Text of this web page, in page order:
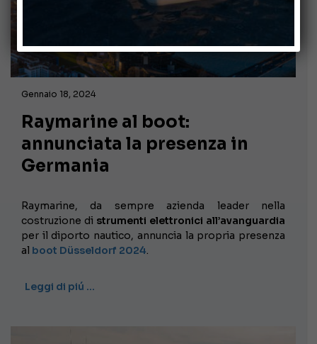
Gennaio 18, 2024
Raymarine al boot:
annunciata la presenza in
Germania
Raymarine, da sempre azienda leader nella
costruzione di strumenti elettronici all’avanguardia
per il diporto nautico, annuncia la propria presenza
al boot Düsseldorf 2024.
Leggi di piú …